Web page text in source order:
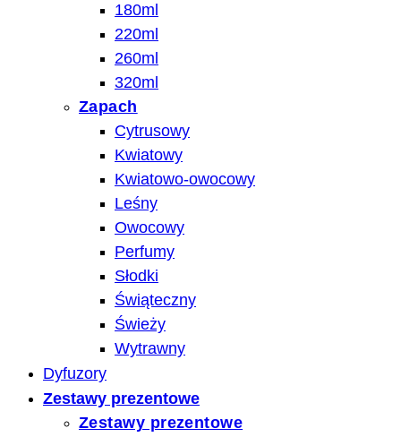
180ml
220ml
260ml
320ml
Zapach
Cytrusowy
Kwiatowy
Kwiatowo-owocowy
Leśny
Owocowy
Perfumy
Słodki
Świąteczny
Świeży
Wytrawny
Dyfuzory
Zestawy prezentowe
Zestawy prezentowe